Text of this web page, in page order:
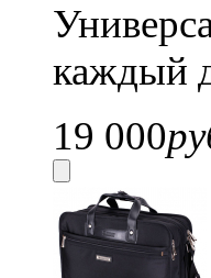
каждый
19 000